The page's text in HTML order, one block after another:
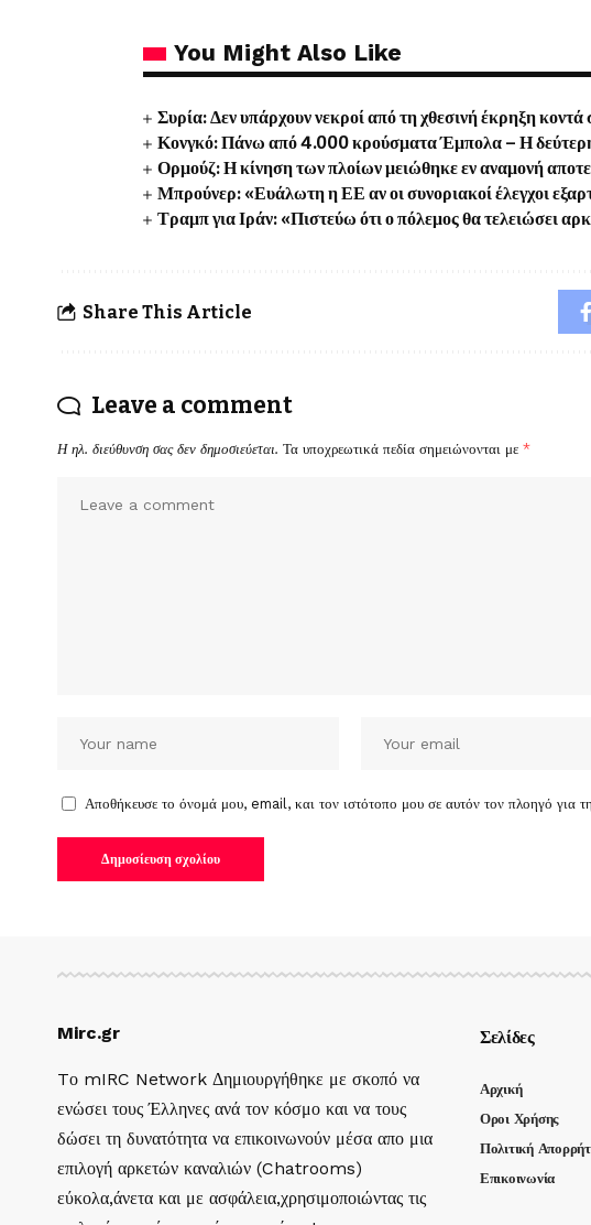
You Might Also Like
Συρία: Δεν υπάρχουν νεκροί από τη χθεσινή έκρηξη
Κονγκό: Πάνω από 4.000 κρούσματα Έμπολα – Η δεύτερη
Ορμούζ: Η κίνηση των πλοίων μειώθηκε εν αναμονή
Μπρούνερ: «Ευάλωτη η ΕΕ αν οι συνοριακοί έλεγχοι
Τραμπ για Ιράν: «Πιστεύω ότι ο πόλεμος θα τελειώσει
Share This Article
Leave a comment
Η ηλ. διεύθυνση σας δεν δημοσιεύεται. Τα υποχρεωτικά πεδία σημειώνονται με *
Αποθήκευσε το όνομά μου, email, και τον ιστότοπο μου σε αυτόν τον πλοηγό για
Mirc.gr
Tο mIRC Network Δημιουργήθηκε με σκοπό να
ενώσει τους Έλληνες ανά τον κόσμο και να τους
δώσει τη δυνατότητα να επικοινωνούν μέσα απο μια
επιλογή αρκετών καναλιών (Chatrooms)
εύκολα,άνετα και με ασφάλεια,χρησιμοποιώντας τις
Σελίδες
Αρχική
Οροι Χρήσης
Πολιτική
Επικοινωνία